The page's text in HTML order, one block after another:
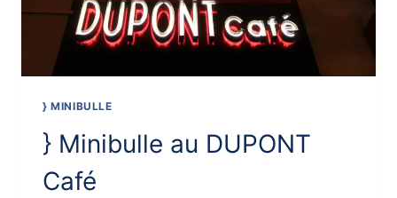
} MINIBULLE
} Minibulle au DUPONT
Café